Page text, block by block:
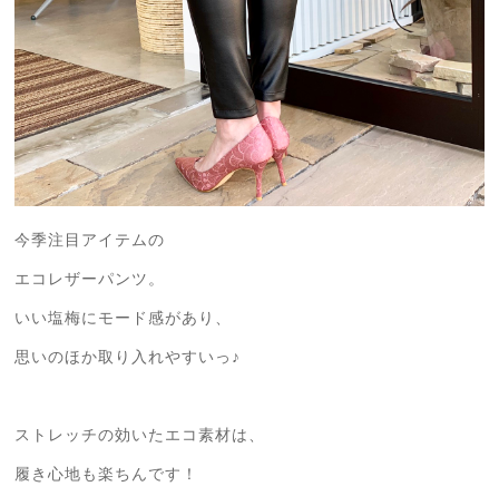
今季注目アイテムの
エコレザーパンツ。
いい塩梅にモード感があり、
思いのほか取り入れやすいっ♪
ストレッチの効いたエコ素材は、
履き心地も楽ちんです！